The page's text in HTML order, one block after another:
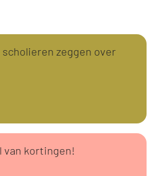
zeggen over
van kortingen!